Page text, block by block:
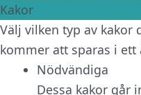
Kakor
Välj vilken typ av kakor
kommer att sparas i ett
Nödvändiga
Dessa kakor går